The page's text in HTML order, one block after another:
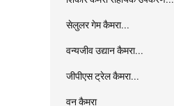
सेलुलर गेम कैमरा...
वन्यजीव उद्यान कैमरा...
जीपीएस ट्रेल कैमरा...
वन कैमरा